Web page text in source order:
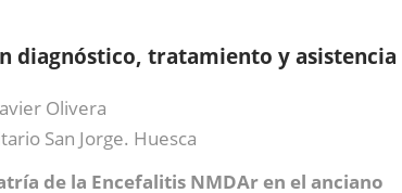
diagnóstico, tratamiento y
Olivera
San Jorge. Huesca
de la Encefalitis NMDAr en el anciano